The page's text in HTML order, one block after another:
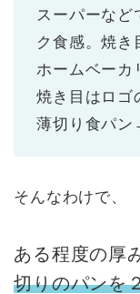
スーパーな
ク食感。焼き
ホームベーカ
焼き目はロゴ
薄切り食パン
そんなわけで、
ある程度の厚
切りのパンを